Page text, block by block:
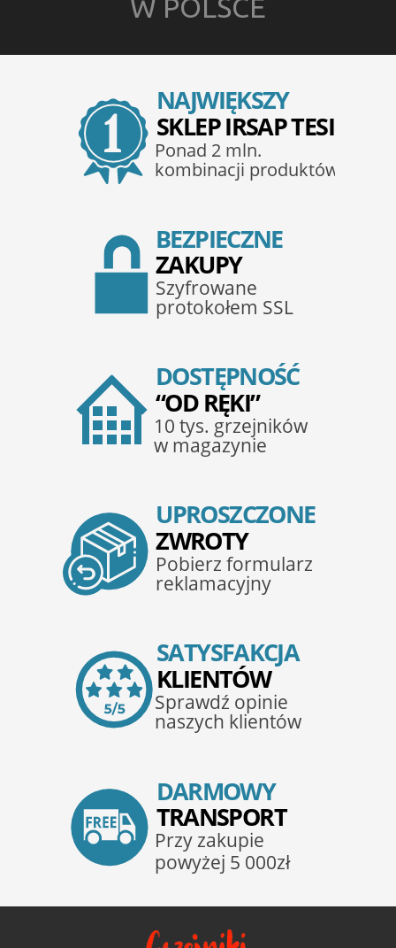
W POLSCE